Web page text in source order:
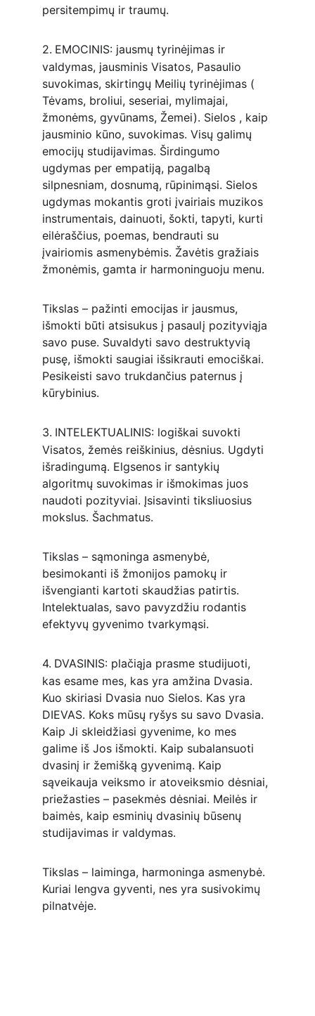
persitempimų ir traumų.
2. EMOCINIS: jausmų tyrinėjimas ir
valdymas, jausminis Visatos, Pasaulio
suvokimas, skirtingų Meilių tyrinėjimas (
Tėvams, broliui, seseriai, mylimajai,
žmonėms, gyvūnams, Žemei). Sielos , kaip
jausminio kūno, suvokimas. Visų galimų
emocijų studijavimas. Širdingumo
ugdymas per empatiją, pagalbą
silpnesniam, dosnumą, rūpinimąsi. Sielos
ugdymas mokantis groti įvairiais muzikos
instrumentais, dainuoti, šokti, tapyti, kurti
eilėraščius, poemas, bendrauti su
įvairiomis asmenybėmis. Žavėtis gražiais
žmonėmis, gamta ir harmoninguoju menu.
Tikslas – pažinti emocijas ir jausmus,
išmokti būti atsisukus į pasaulį pozityviąja
savo puse. Suvaldyti savo destruktyvią
pusę, išmokti saugiai išsikrauti emociškai.
Pesikeisti savo trukdančius paternus į
kūrybinius.
3. INTELEKTUALINIS: logiškai suvokti
Visatos, žemės reiškinius, dėsnius. Ugdyti
išradingumą. Elgsenos ir santykių
algoritmų suvokimas ir išmokimas juos
naudoti pozityviai. Įsisavinti tiksliuosius
mokslus. Šachmatus.
Tikslas – sąmoninga asmenybė,
besimokanti iš žmonijos pamokų ir
išvengianti kartoti skaudžias patirtis.
Intelektualas, savo pavyzdžiu rodantis
efektyvų gyvenimo tvarkymąsi.
4. DVASINIS: plačiąja prasme studijuoti,
kas esame mes, kas yra amžina Dvasia.
Kuo skiriasi Dvasia nuo Sielos. Kas yra
DIEVAS. Koks mūsų ryšys su savo Dvasia.
Kaip Ji skleidžiasi gyvenime, ko mes
galime iš Jos išmokti. Kaip subalansuoti
dvasinį ir žemišką gyvenimą. Kaip
sąveikauja veiksmo ir atoveiksmio dėsniai,
priežasties – pasekmės dėsniai. Meilės ir
baimės, kaip esminių dvasinių būsenų
studijavimas ir valdymas.
Tikslas – laiminga, harmoninga asmenybė.
Kuriai lengva gyventi, nes yra susivokimų
pilnatvėje.